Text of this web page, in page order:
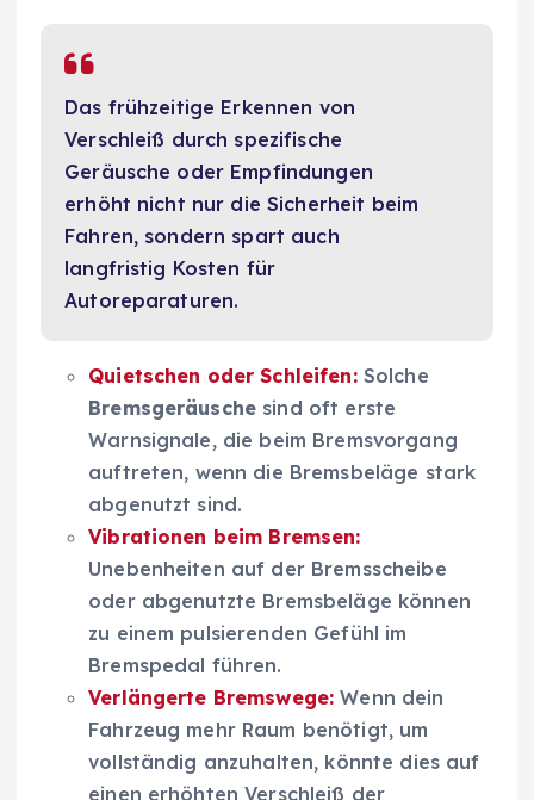
Das frühzeitige Erkennen von
Verschleiß durch spezifische
Geräusche oder Empfindungen
erhöht nicht nur die Sicherheit beim
Fahren, sondern spart auch
langfristig Kosten für
Autoreparaturen.
Quietschen oder Schleifen:Solche
Bremsgeräusche sind oft erste
Warnsignale, die beim Bremsvorgang
auftreten, wenn die Bremsbeläge stark
abgenutzt sind.
Vibrationen beim Bremsen:
Unebenheiten auf der Bremsscheibe
oder abgenutzte Bremsbeläge können
zu einem pulsierenden Gefühl im
Bremspedal führen.
Verlängerte Bremswege: Wenn dein
Fahrzeug mehr Raum benötigt, um
vollständig anzuhalten, könnte dies auf
einen erhöhten Verschleiß der